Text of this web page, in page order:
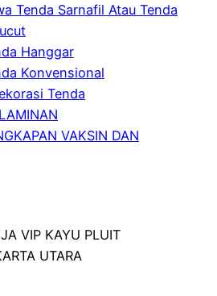
Tenda Sarnafil Atau Tenda
Hanggar
Konvensional
Tenda
VAKSIN DAN